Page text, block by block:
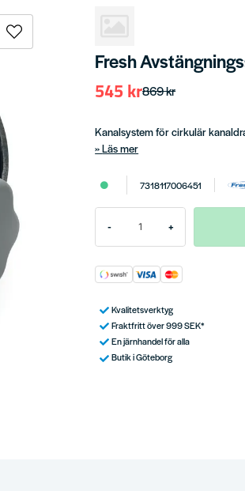
Fresh
869 kr
545 kr
Kanalsystem för cirkulär
Läs mer
7318117006451
- +
Kvalitetsverktyg
Fraktfritt över 999 SEK*
En järnhandel för alla
Butik i Göteborg